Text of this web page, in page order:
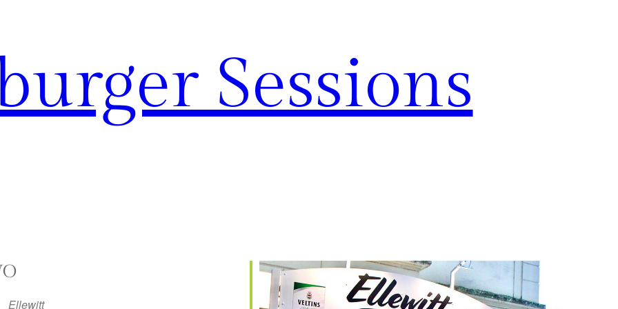
Sessions
Ellewitt